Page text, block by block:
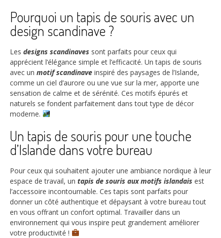
Pourquoi un tapis de souris avec un
design scandinave ?
Les designs scandinaves sont parfaits pour ceux qui
apprécient l’élégance simple et l’efficacité. Un tapis de souris
avec un motif scandinave inspiré des paysages de l’Islande,
comme un ciel d’aurore ou une vue sur la mer, apporte une
sensation de calme et de sérénité. Ces motifs épurés et
naturels se fondent parfaitement dans tout type de décor
moderne.
Un tapis de souris pour une touche
d’Islande dans votre bureau
Pour ceux qui souhaitent ajouter une ambiance nordique à leur
espace de travail, un tapis de souris aux motifs islandais est
l’accessoire incontournable. Ces tapis sont parfaits pour
donner un côté authentique et dépaysant à votre bureau tout
en vous offrant un confort optimal. Travailler dans un
environnement qui vous inspire peut grandement améliorer
votre productivité !